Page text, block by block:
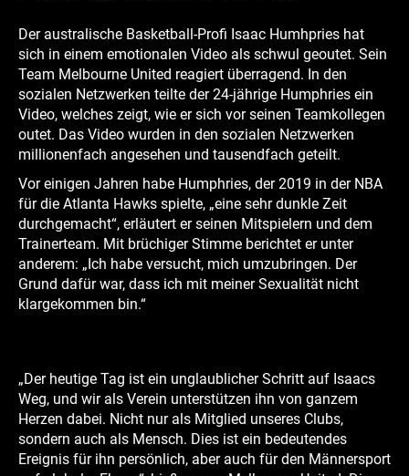
Der australische Basketball-Profi Isaac Humhpries hat
sich in einem emotionalen Video als schwul geoutet. Sein
Team Melbourne United reagiert überragend. In den
sozialen Netzwerken teilte der 24-jährige Humphries ein
Video, welches zeigt, wie er sich vor seinen Teamkollegen
outet. Das Video wurden in den sozialen Netzwerken
millionenfach angesehen und tausendfach geteilt.
Vor einigen Jahren habe Humphries, der 2019 in der NBA
für die Atlanta Hawks spielte, „eine sehr dunkle Zeit
durchgemacht“, erläutert er seinen Mitspielern und dem
Trainerteam. Mit brüchiger Stimme berichtet er unter
anderem: „Ich habe versucht, mich umzubringen. Der
Grund dafür war, dass ich mit meiner Sexualität nicht
klargekommen bin.“
„Der heutige Tag ist ein unglaublicher Schritt auf Isaacs
Weg, und wir als Verein unterstützen ihn von ganzem
Herzen dabei. Nicht nur als Mitglied unseres Clubs,
sondern auch als Mensch. Dies ist ein bedeutendes
Ereignis für ihn persönlich, aber auch für den Männersport